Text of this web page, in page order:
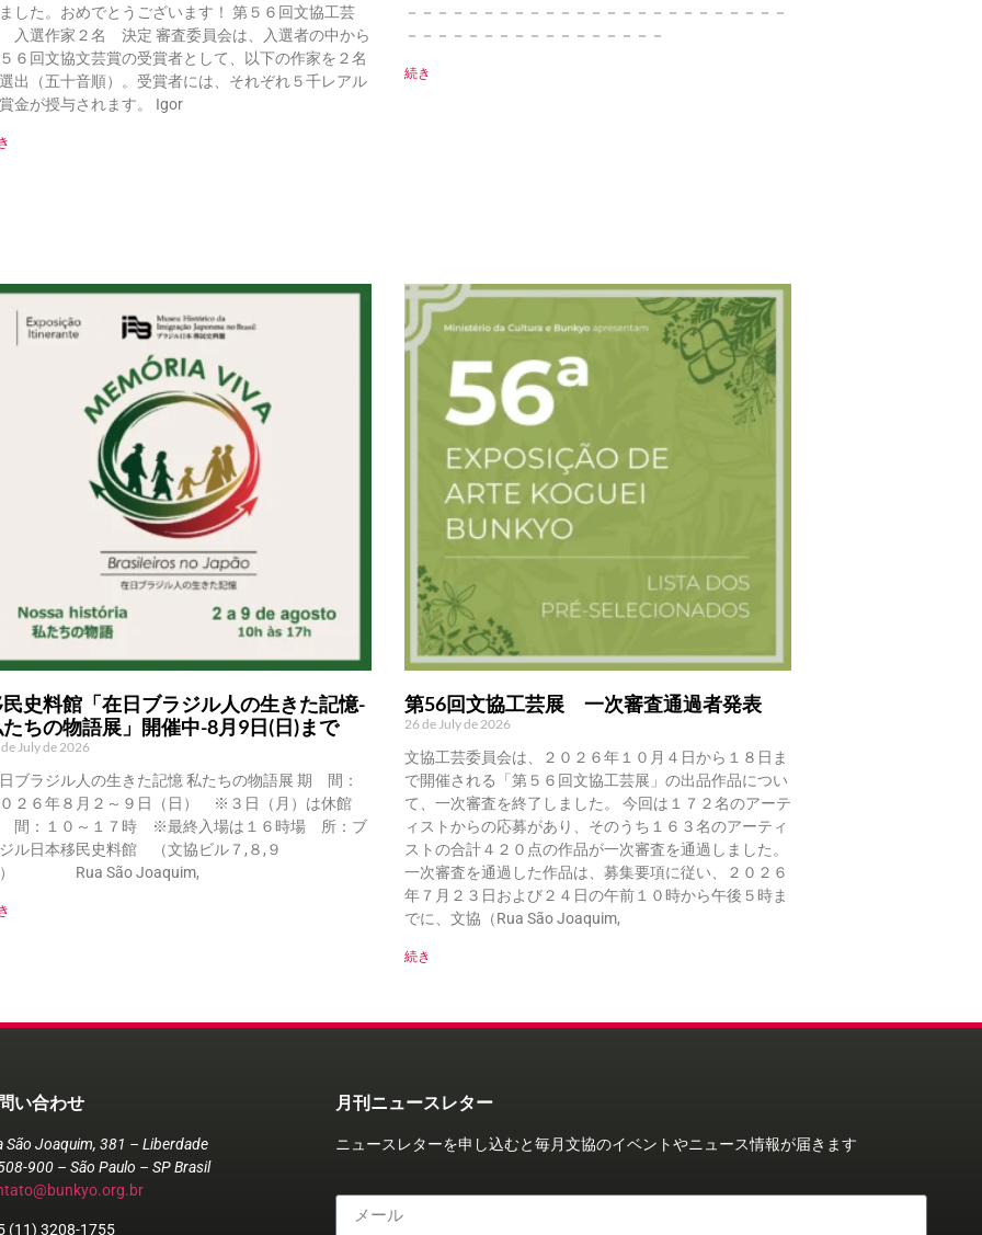
した。おめでとうございます！ 第５６回文協工芸
入選作家２名 決定 審査委員会は、入選者の中から
６回文協文芸賞の受賞者として、以下の作家を２名
出（五十音順）。受賞者には、それぞれ５千レアル
金が授与されます。 Igor
－－－－－－－－－－－－－－－－－－－－－－－－－
－－－－－－－－－－－－－－－－－
続き
史料館「在日ブラジル人の生きた記憶-
ちの物語展」開催中-8月9日(日)まで
July de 2026
ブラジル人の生きた記憶 私たちの物語展 期 間：
２６年８月２～９日（日） ※３日（月）は休館
間：１０～１７時 ※最終入場は１６時場 所：ブ
ル日本移民史料館 （文協ビル７,８,９
） Rua São Joaquim,
第56回文協工芸展 一次審査通過者発表
26 de July de 2026
文協工芸委員会は、２０２６年１０月４日から１８日ま
で開催される「第５６回文協工芸展」の出品作品につい
て、一次審査を終了しました。 今回は１７２名のアーテ
ィストからの応募があり、そのうち１６３名のアーティ
ストの合計４２０点の作品が一次審査を通過しました。
一次審査を通過した作品は、募集要項に従い、２０２６
年７月２３日および２４日の午前１０時から午後５時ま
でに、文協（Rua São Joaquim,
続き
い合わせ
São Joaquim, 381 – Liberdade
900 – São Paulo – SP Brasil
(11) 3208-1755
月刊ニュースレター
ニュースレターを申し込むと毎月文協のイベントやニュース情報が届きます